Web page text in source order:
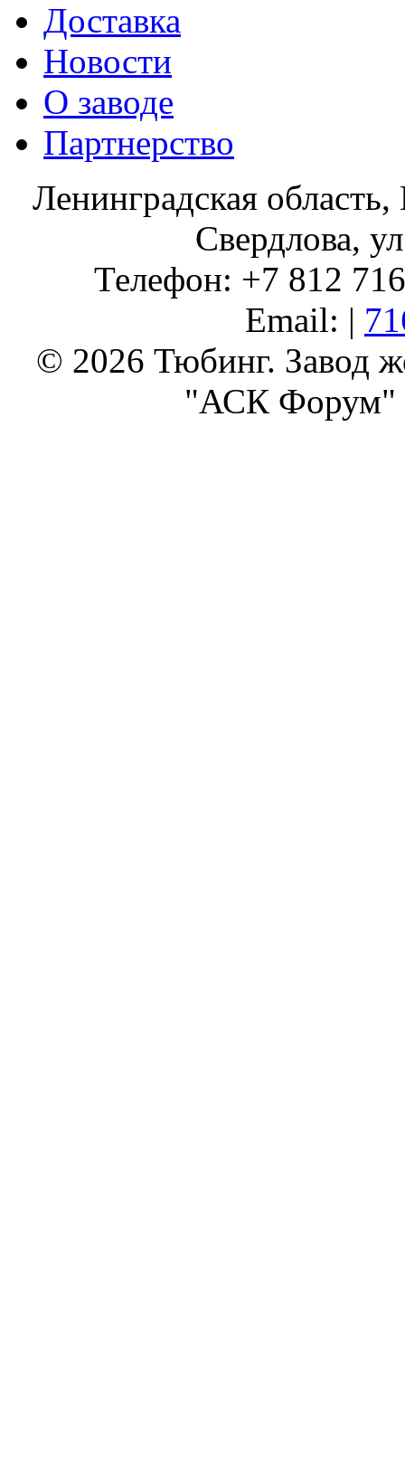
Доставка
Новости
О заводе
Партнерство
Ленинградская
Свердлова,
Телефон: +7 812
Email: |
© 2026 Тюбинг. Завод
"АСК Форум"